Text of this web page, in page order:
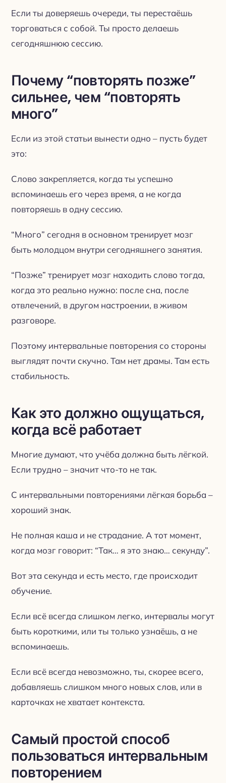
Если ты доверяешь очереди, ты перестаёшь
торговаться с собой. Ты просто делаешь
сегодняшнюю сессию.
Почему “повторять позже”
сильнее, чем “повторять
много”
Если из этой статьи вынести одно – пусть будет
это:
Слово закрепляется, когда ты успешно
вспоминаешь его через время, а не когда
повторяешь в одну сессию.
“Много” сегодня в основном тренирует мозг
быть молодцом внутри сегодняшнего занятия.
“Позже” тренирует мозг находить слово тогда,
когда это реально нужно: после сна, после
отвлечений, в другом настроении, в живом
разговоре.
Поэтому интервальные повторения со стороны
выглядят почти скучно. Там нет драмы. Там есть
стабильность.
Как это должно ощущаться,
когда всё работает
Многие думают, что учёба должна быть лёгкой.
Если трудно – значит что-то не так.
С интервальными повторениями лёгкая борьба –
хороший знак.
Не полная каша и не страдание. А тот момент,
когда мозг говорит: “Так… я это знаю… секунду”.
Вот эта секунда и есть место, где происходит
обучение.
Если всё всегда слишком легко, интервалы могут
быть короткими, или ты только узнаёшь, а не
вспоминаешь.
Если всё всегда невозможно, ты, скорее всего,
добавляешь слишком много новых слов, или в
карточках не хватает контекста.
Самый простой способ
пользоваться интервальным
повторением